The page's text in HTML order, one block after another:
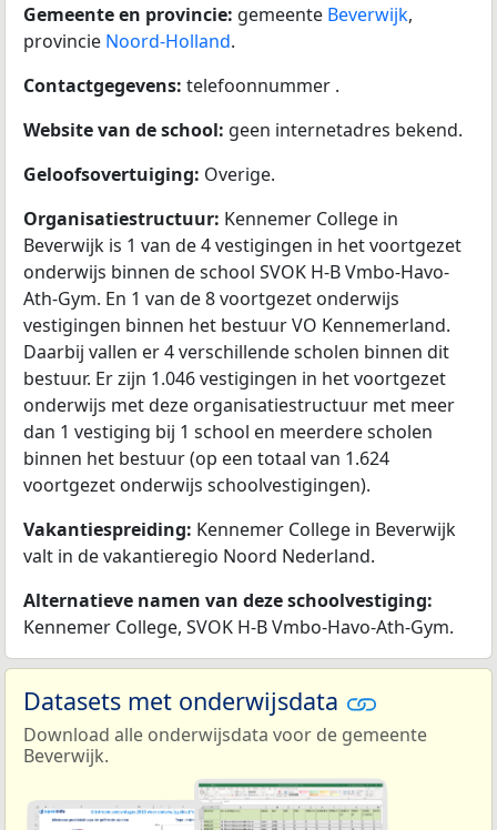
Gemeente en provincie: gemeente Beverwijk,
provincie Noord-Holland.
Contactgegevens: telefoonnummer .
Website van de school: geen internetadres bekend.
Geloofsovertuiging: Overige.
Organisatiestructuur: Kennemer College in
Beverwijk is 1 van de 4 vestigingen in het voortgezet
onderwijs binnen de school SVOK H-B Vmbo-Havo-
Ath-Gym. En 1 van de 8 voortgezet onderwijs
vestigingen binnen het bestuur VO Kennemerland.
Daarbij vallen er 4 verschillende scholen binnen dit
bestuur. Er zijn 1.046 vestigingen in het voortgezet
onderwijs met deze organisatiestructuur met meer
dan 1 vestiging bij 1 school en meerdere scholen
binnen het bestuur (op een totaal van 1.624
voortgezet onderwijs schoolvestigingen).
Vakantiespreiding: Kennemer College in Beverwijk
valt in de vakantieregio Noord Nederland.
Alternatieve namen van deze schoolvestiging:
Kennemer College, SVOK H-B Vmbo-Havo-Ath-Gym.
Datasets met onderwijsdata
Download alle onderwijsdata voor de gemeente
Beverwijk.